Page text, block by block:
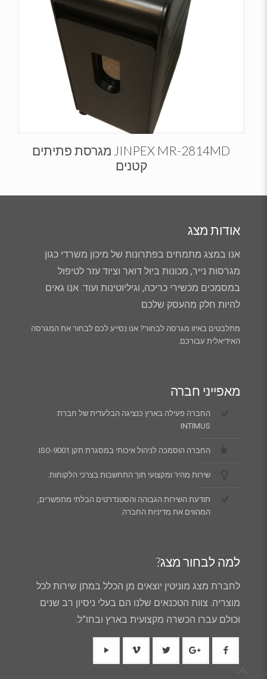
JINPEX MR-2814MD מגרסת פתיתים
קטנים
אודות מצג
אנו במצג מתמחים בפתרונות של מיכון משרדי כגון
מגרסות נייר, מכונות ביול דואר וציוד עזר לטיפול
במסמכים מכשירי כריכה, וגיליוטינות ועוד. אנו גאים
להיות חלק מהעסק שלכם
מתלבטים באיזו מגרסה לבחור? אנו נסייע לכם לבחור את המגרסה
האידיאלית עבורכם.
מאפייני חברה
החברה פעילה בארץ כנציגה הבלעדית של חברת
INTIMUS
החברה הוסמכה לניהול איכותי במסגרת תקן ISO-9001.
שירות מהיר ומקצועי תוך התחשבות בצרכי הלקוחות.
תודעת השירות הגבוהה והסטנדרטים הבלתי מתפשרים,
המהווים את מדיניות החברה.
למה לבחור מצג?
לחברת מצג מוניטין יוצאים מן הכלל במתן שירות לכל
מוצריה. צוות הטכנאים שלנו הם בעלי ניסיון רב שנים
וכולם עברו הכשרה מקצועית בארץ ובחו”ל.